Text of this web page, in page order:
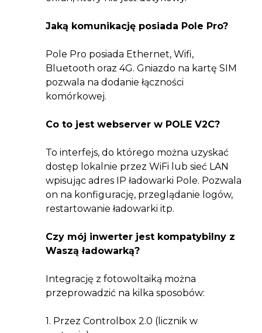
Jaką komunikację posiada Pole Pro?
Pole Pro posiada Ethernet, Wifi,
Bluetooth oraz 4G. Gniazdo na kartę SIM
pozwala na dodanie łączności
komórkowej.
Co to jest webserver w POLE V2C?
To interfejs, do którego można uzyskać
dostęp lokalnie przez WiFi lub sieć LAN
wpisując adres IP ładowarki Pole. Pozwala
on na konfigurację, przeglądanie logów,
restartowanie ładowarki itp.
Czy mój inwerter jest kompatybilny z
Waszą ładowarką?
Integrację z fotowoltaiką można
przeprowadzić na kilka sposobów:
1. Przez Controlbox 2.0 (licznik w